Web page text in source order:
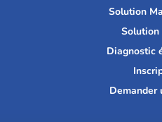
Solution
Solution
Diagnostic
Demander